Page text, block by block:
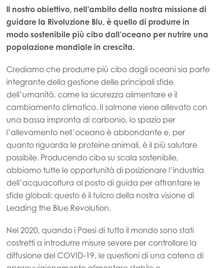
Il nostro obiettivo, nell’ambito della nostra missione di
guidare la Rivoluzione Blu, è quello di produrre in
modo sostenibile più cibo dall’oceano per nutrire una
popolazione mondiale in crescita.
Crediamo che produrre più cibo dagli oceani sia parte
integrante della gestione delle principali sfide
dell’umanità, come la sicurezza alimentare e il
cambiamento climatico. Il salmone viene allevato con
una bassa impronta di carbonio, lo spazio per
l’allevamento nell’oceano è abbondante e, per
quanto riguarda le proteine animali, è il più salutare
possibile. Producendo cibo su scala sostenibile,
abbiamo tutte le opportunità di posizionare l’industria
dell’acquacoltura al posto di guida per affrontare le
sfide globali: questo è il fulcro della nostra visione di
Leading the Blue Revolution.
Nel 2020, quando i Paesi di tutto il mondo sono stati
costretti a introdurre misure severe per controllare la
diffusione del COVID-19, le questioni di una catena di